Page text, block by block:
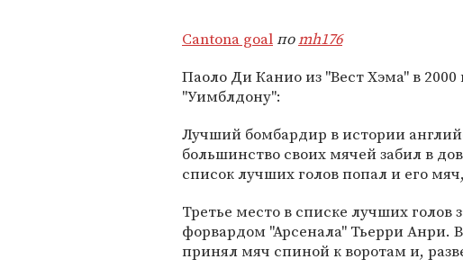
Cantona goal поmh176
Паоло Ди Канио из "Вест Хэма" в
"Уимблдону":
Лучший бомбардир в истории
большинство своих мячей забил в
список лучших голов попал и его
Третье место в списке лучших голов
форвардом "Арсенала" Тьерри
принял мяч спиной к воротам и,